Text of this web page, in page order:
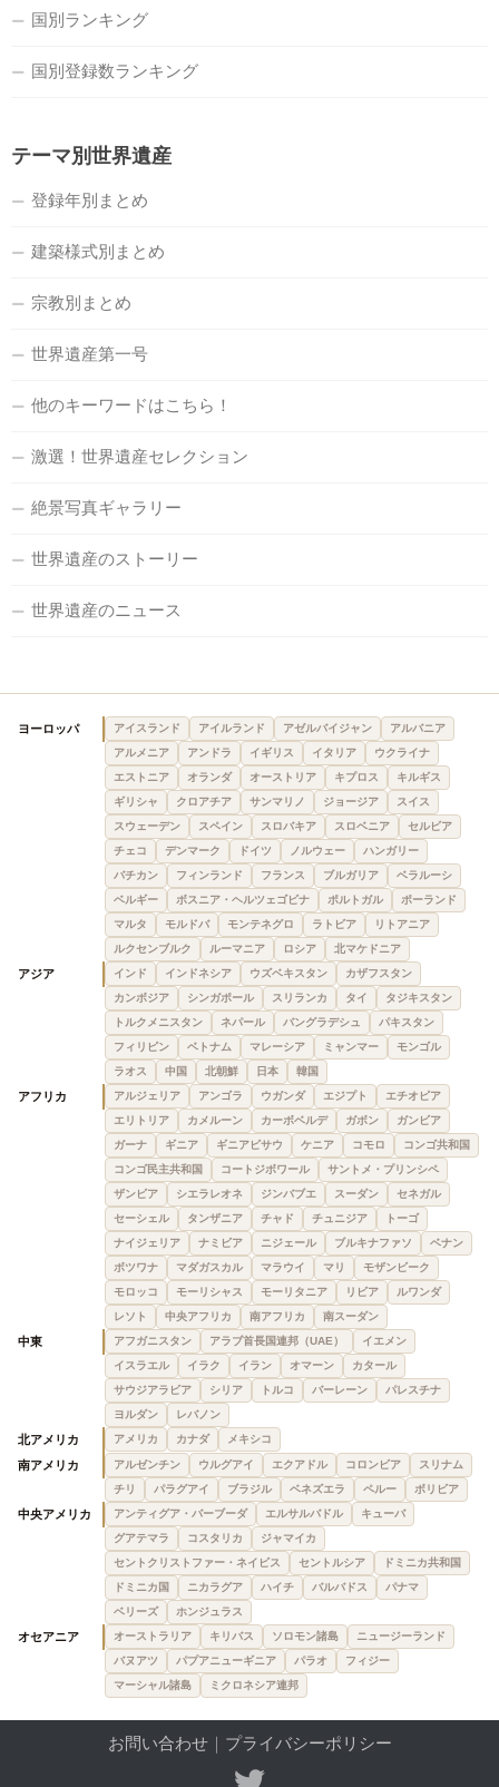
国別ランキング
国別登録数ランキング
テーマ別世界遺産
登録年別まとめ
建築様式別まとめ
宗教別まとめ
世界遺産第一号
他のキーワードはこちら！
激選！世界遺産セレクション
絶景写真ギャラリー
世界遺産のストーリー
世界遺産のニュース
ヨーロッパ アイスランド アイルランド アゼルバイジャン
アルバニア
アルメニア
アンドラ イギリス イタリア
ウクライナ
エストニア
オランダ オーストリア キプロス
キルギス
ギリシャ
クロアチア サンマリノ ジョージア
スイス
スウェーデン
スペイン スロバキア スロベニア
セルビア
チェコ
デンマーク ドイツ ノルウェー
ハンガリー
バチカン
フィンランド フランス ブルガリア
ベラルーシ
ベルギー
ボスニア・ヘルツェゴビナ ポルトガル
ポーランド
マルタ
モルドバ モンテネグロ ラトビア
リトアニア
ルクセンブルク
ルーマニア ロシア 北マケドニア
アジア インド インドネシア ウズベキスタン
カザフスタン
カンボジア
シンガポール スリランカ タイ
タジキスタン
トルクメニスタン
ネパール バングラデシュ
パキスタン
フィリピン
ベトナム マレーシア ミャンマー
モンゴル
ラオス
中国 北朝鮮 日本 韓国
アフリカ アルジェリア アンゴラ ウガンダ エジプト
エチオピア
エリトリア
カメルーン カーボベルデ ガボン
ガンビア
ガーナ
ギニア ギニアビサウ ケニア コモロ
コンゴ共和国
コンゴ民主共和国
コートジボワール
サントメ・プリンシペ
ザンビア
シエラレオネ ジンバブエ スーダン
セネガル
セーシェル
タンザニア チャド チュニジア
トーゴ
ナイジェリア
ナミビア ニジェール ブルキナファソ
ベナン
ボツワナ
マダガスカル マラウイ マリ
モザンビーク
モロッコ
モーリシャス モーリタニア リビア
ルワンダ
レソト
中央アフリカ 南アフリカ 南スーダン
中東 アフガニスタン アラブ首長国連邦（UAE）
イエメン
イスラエル
イラク イラン オマーン
カタール
サウジアラビア
シリア トルコ バーレーン
パレスチナ
ヨルダン
レバノン
北アメリカ アメリカ カナダ メキシコ
南アメリカ アルゼンチン ウルグアイ エクアドル コロンビア
スリナム
チリ
パラグアイ ブラジル ベネズエラ ペルー ボリビア
中央アメリカ アンティグア・バーブーダ エルサルバドル
キューバ
グアテマラ
コスタリカ
ジャマイカ
セントクリストファー・ネイビス
セントルシア
ドミニカ共和国
ドミニカ国
ニカラグア ハイチ バルバドス
パナマ
ベリーズ
ホンジュラス
オセアニア オーストラリア キリバス ソロモン諸島
ニュージーランド
バヌアツ
パプアニューギニア パラオ
フィジー
マーシャル諸島
ミクロネシア連邦
お問い合わせ｜ プライバシーポリシー